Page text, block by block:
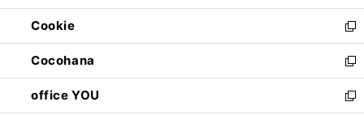
開
く
ウ
で
開
く
ン
ド
ウ
で
開
く
ウ
ィ
ン
ド
ウ
で
開
Cookie
新
し
い
ウ
ィ
ン
Cocohana
新
し
い
ウ
office YOU
新
し